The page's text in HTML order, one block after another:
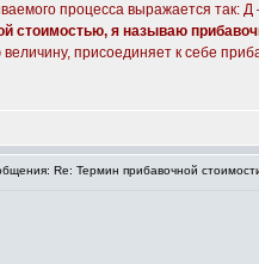
процесса выражается
стоимостью, я называю
присоединяет к себе
Re: Термин прибавочной